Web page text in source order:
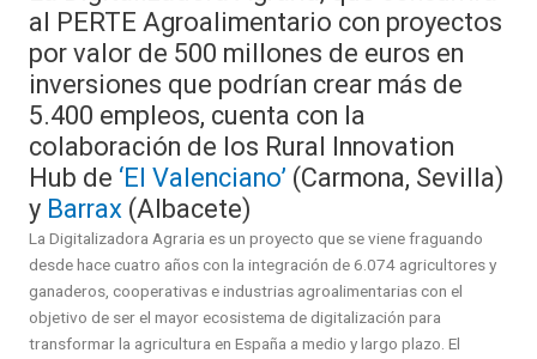
al PERTE Agroalimentario con proyectos
por valor de 500 millones de euros en
inversiones que podrían crear más de
5.400 empleos, cuenta con la
colaboración de los Rural Innovation
Hub de ‘El Valenciano’ (Carmona, Sevilla)
y Barrax (Albacete)
La Digitalizadora Agraria es un proyecto que se viene fraguando
desde hace cuatro años con la integración de 6.074 agricultores y
ganaderos, cooperativas e industrias agroalimentarias con el
objetivo de ser el mayor ecosistema de digitalización para
transformar la agricultura en España a medio y largo plazo. El